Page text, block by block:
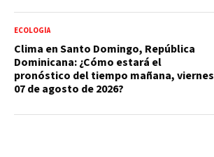
ECOLOGÍA
Clima en Santo Domingo, República
Dominicana: ¿Cómo estará el
pronóstico del tiempo mañana, viernes
07 de agosto de 2026?